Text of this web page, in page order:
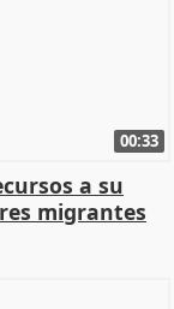
00:33
a su
migrantes